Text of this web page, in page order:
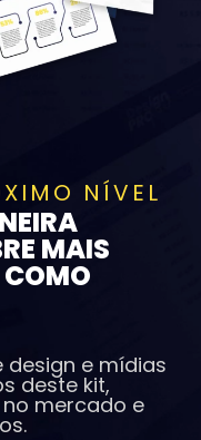
NÍVEL
MAIS
COMO
design e mídias
deste kit,
mercado e